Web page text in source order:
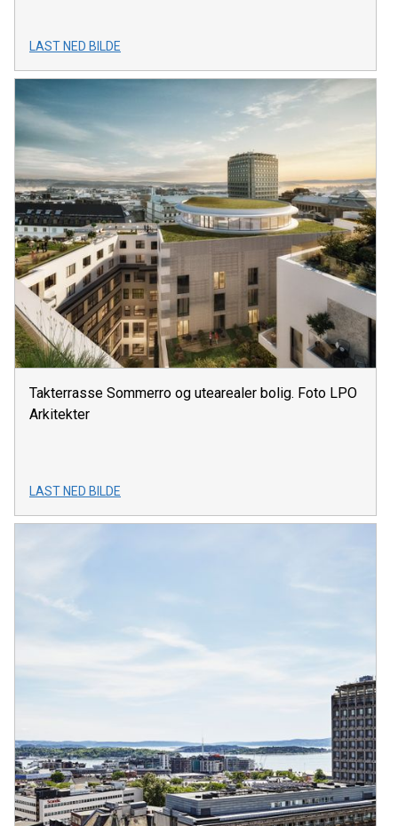
LAST NED BILDE
Takterrasse Sommerro og utearealer bolig. Foto LPO
Arkitekter
LAST NED BILDE